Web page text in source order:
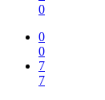
0
0
0
7
7